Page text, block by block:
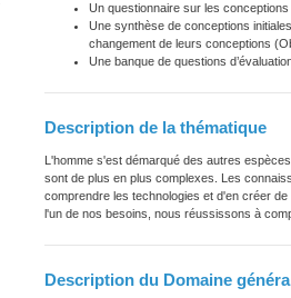
Un questionnaire sur les
Une synthèse de conceptions
changement de leurs conceptions
Une banque de questions
Description de la thématique
L'homme s'est démarqué des autres
sont de plus en plus complexes. Les
comprendre les technologies et d'en créer
l'un de nos besoins, nous réussissons à
Description du Domaine